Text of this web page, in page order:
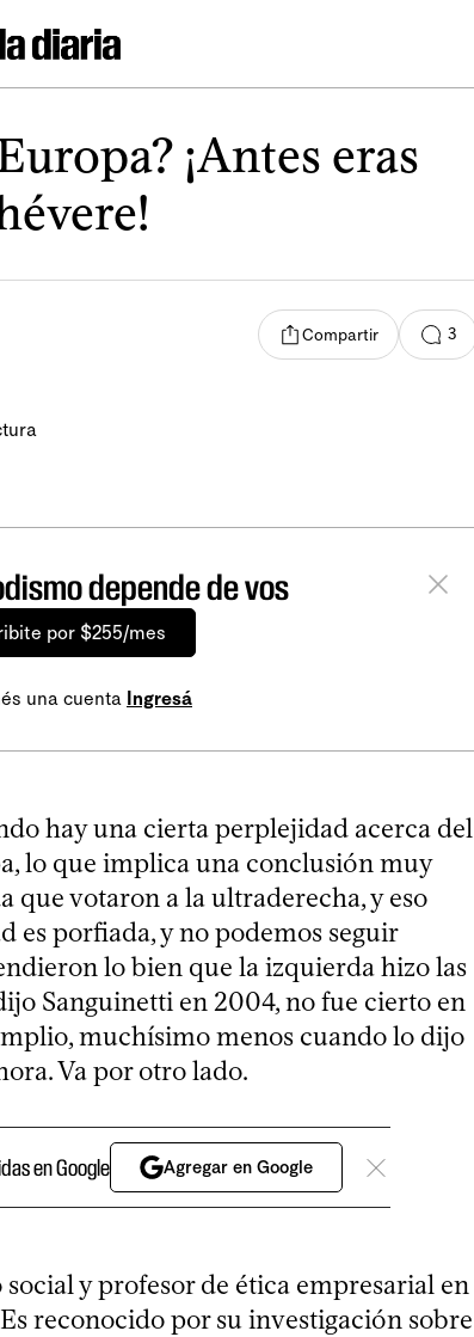
¡Antes eras
Compartir 3
depende de vos
por $255/mes
una cuenta Ingresá
hay una cierta perplejidad acerca del
lo que implica una conclusión muy
que votaron a la ultraderecha, y eso
es porfiada, y no podemos seguir
lo bien que la izquierda hizo las
Sanguinetti en 2004, no fue cierto en
muchísimo menos cuando lo dijo
Va por otro lado.
en Google Agregar en Google
y profesor de ética empresarial en
reconocido por su investigación sobre